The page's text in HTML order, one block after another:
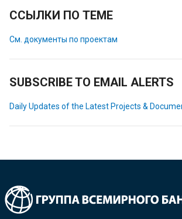
ССЫЛКИ ПО ТЕМЕ
См. документы по проектам
SUBSCRIBE TO EMAIL ALERTS
Daily Updates of the Latest Projects &